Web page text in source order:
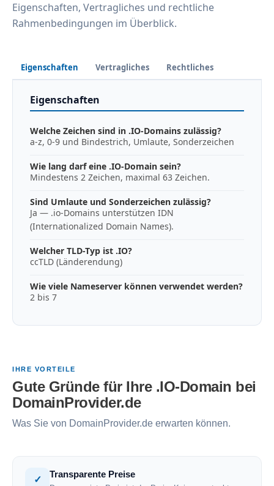
Eigenschaften, Vertragliches und rechtliche
Rahmenbedingungen im Überblick.
Eigenschaften Vertragliches Rechtliches
Eigenschaften
Welche Zeichen sind in .IO-Domains zulässig?
a-z, 0-9 und Bindestrich, Umlaute, Sonderzeichen
Wie lang darf eine .IO-Domain sein?
Mindestens 2 Zeichen, maximal 63 Zeichen.
Sind Umlaute und Sonderzeichen zulässig?
Ja — .io-Domains unterstützen IDN
(Internationalized Domain Names).
Welcher TLD-Typ ist .IO?
ccTLD (Länderendung)
Wie viele Nameserver können verwendet werden?
2 bis 7
IHRE VORTEILE
Gute Gründe für Ihre .IO-Domain bei
DomainProvider.de
Was Sie von DomainProvider.de erwarten können.
✓
Transparente Preise